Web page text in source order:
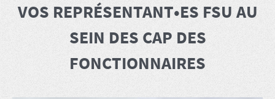
VOS REPRÉSENTANT•ES FSU AU
SEIN DES CAP DES
FONCTIONNAIRES